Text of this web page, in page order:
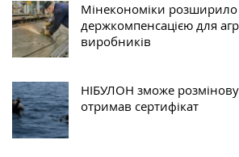
Мінекономіки розширило
держкомпенсацією для
виробників
НІБУЛОН зможе
отримав сертифікат